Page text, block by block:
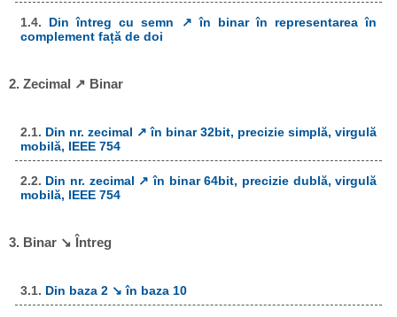
1.4. Din întreg cu semn ↗ în binar în representarea în
complement față de doi
2. Zecimal ↗ Binar
2.1. Din nr. zecimal ↗ în binar 32bit, precizie simplă, virgulă
mobilă, IEEE 754
2.2. Din nr. zecimal ↗ în binar 64bit, precizie dublă, virgulă
mobilă, IEEE 754
3. Binar ↘ Întreg
3.1. Din baza 2 ↘ în baza 10